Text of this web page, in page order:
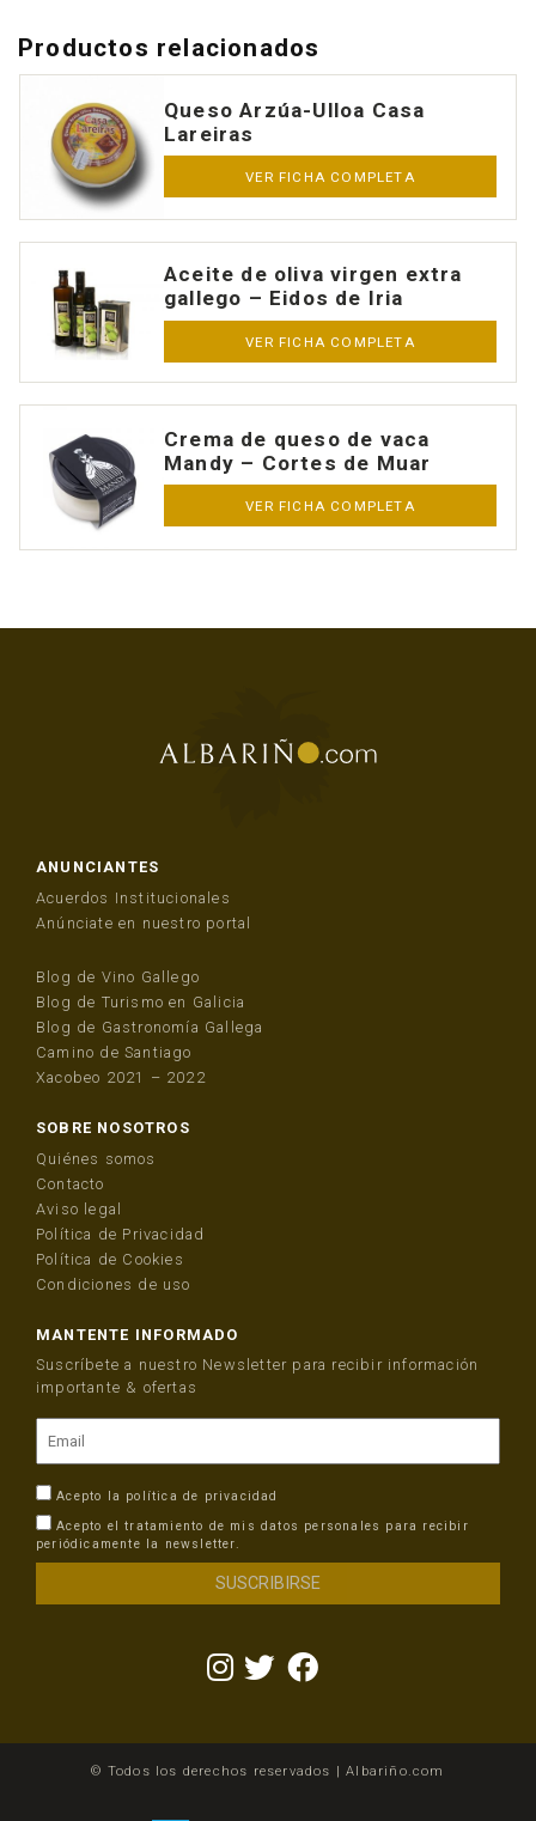
Productos relacionados
Queso Arzúa-Ulloa Casa
Lareiras
VER FICHA COMPLETA
Aceite de oliva virgen extra
gallego – Eidos de Iria
VER FICHA COMPLETA
Crema de queso de vaca
Mandy – Cortes de Muar
VER FICHA COMPLETA
ANUNCIANTES
Acuerdos Institucionales
Anúnciate en nuestro portal
Blog de Vino Gallego
Blog de Turismo en Galicia
Blog de Gastronomía Gallega
Camino de Santiago
Xacobeo 2021 – 2022
SOBRE NOSOTROS
Quiénes somos
Contacto
Aviso legal
Política de Privacidad
Política de Cookies
Condiciones de uso
MANTENTE INFORMADO
Suscríbete a nuestro Newsletter para recibir información
importante & ofertas
Acepto la política de privacidad
Acepto el tratamiento de mis datos personales para recibir
periódicamente la newsletter.
© Todos los derechos reservados | Albariño.com